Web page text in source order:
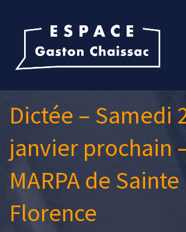
Dictée – Samedi
janvier prochain
MARPA de Sainte
Florence